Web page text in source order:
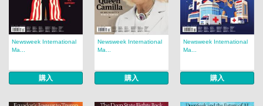
Newsweek International
Ma...
購入
Newsweek International
Ma...
購入
Newsweek International
Ma...
購入